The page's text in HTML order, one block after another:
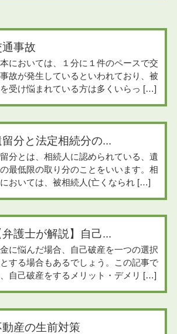
通事故
本においては、１分に１件のペースで交
故が発生しているといわれており、被
受け悩まれている方は多くいらっ […]
留分と法定相続分の...
分とは、相続人に認められている、遺
最低限の取り分のことをいいます。相
おいては、被相続人(亡くなられ […]
弁護士が解説】自己...
に悩んだ場合、自己破産を一つの選択
する場合もあるでしょう。この記事で
自己破産をするメリット・デメリ […]
動産の生前対策